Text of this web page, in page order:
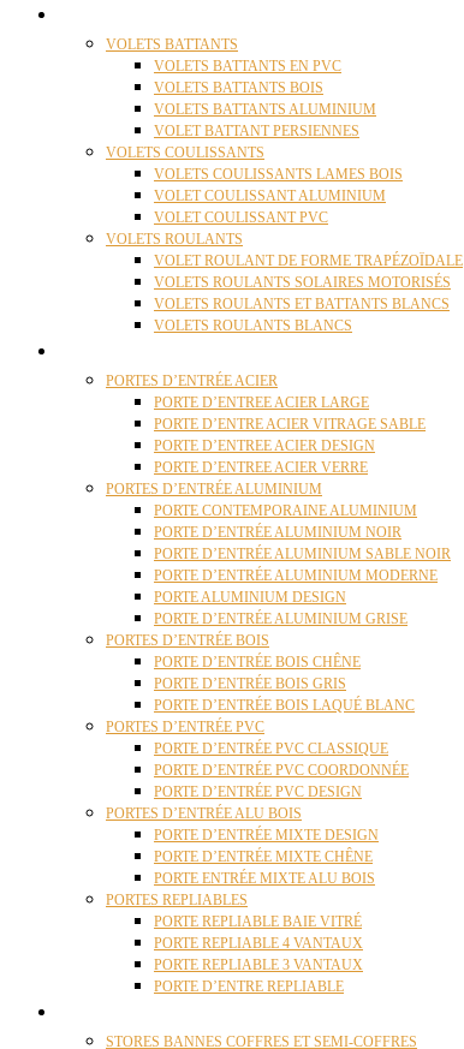
VOLETS BATTANTS
VOLETS BATTANTS EN PVC
VOLETS BATTANTS BOIS
VOLETS BATTANTS ALUMINIUM
VOLET BATTANT PERSIENNES
VOLETS COULISSANTS
VOLETS COULISSANTS LAMES BOIS
VOLET COULISSANT ALUMINIUM
VOLET COULISSANT PVC
VOLETS ROULANTS
VOLET ROULANT DE FORME TRAPÉZOÏDALE
VOLETS ROULANTS SOLAIRES MOTORISÉS
VOLETS ROULANTS ET BATTANTS BLANCS
VOLETS ROULANTS BLANCS
PORTES D’ENTRÉE ACIER
PORTE D’ENTREE ACIER LARGE
PORTE D’ENTRE ACIER VITRAGE SABLE
PORTE D’ENTREE ACIER DESIGN
PORTE D’ENTREE ACIER VERRE
PORTES D’ENTRÉE ALUMINIUM
PORTE CONTEMPORAINE ALUMINIUM
PORTE D’ENTRÉE ALUMINIUM NOIR
PORTE D’ENTRÉE ALUMINIUM SABLE NOIR
PORTE D’ENTRÉE ALUMINIUM MODERNE
PORTE ALUMINIUM DESIGN
PORTE D’ENTRÉE ALUMINIUM GRISE
PORTES D’ENTRÉE BOIS
PORTE D’ENTRÉE BOIS CHÊNE
PORTE D’ENTRÉE BOIS GRIS
PORTE D’ENTRÉE BOIS LAQUÉ BLANC
PORTES D’ENTRÉE PVC
PORTE D’ENTRÉE PVC CLASSIQUE
PORTE D’ENTRÉE PVC COORDONNÉE
PORTE D’ENTRÉE PVC DESIGN
PORTES D’ENTRÉE ALU BOIS
PORTE D’ENTRÉE MIXTE DESIGN
PORTE D’ENTRÉE MIXTE CHÊNE
PORTE ENTRÉE MIXTE ALU BOIS
PORTES REPLIABLES
PORTE REPLIABLE BAIE VITRÉ
PORTE REPLIABLE 4 VANTAUX
PORTE REPLIABLE 3 VANTAUX
PORTE D’ENTRE REPLIABLE
STORES BANNES COFFRES ET SEMI-COFFRES